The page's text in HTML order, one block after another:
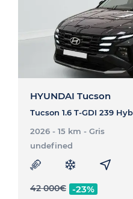
HYUNDAI Tucson
2026 - 15 km - Gris
undefined
42 000€ -23%